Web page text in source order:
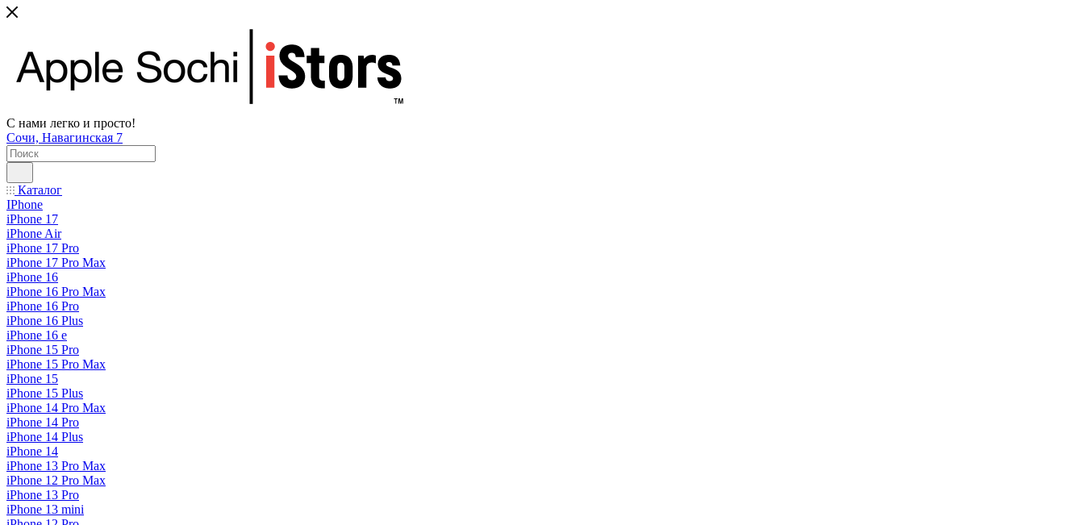
С нами легко и просто!
Сочи, Навагинская 7
Каталог
IPhone
iPhone 17
iPhone Air
iPhone 17 Pro
iPhone 17 Pro Max
iPhone 16
iPhone 16 Pro Max
iPhone 16 Pro
iPhone 16 Plus
iPhone 16 e
iPhone 15 Pro
iPhone 15 Pro Max
iPhone 15
iPhone 15 Plus
iPhone 14 Pro Max
iPhone 14 Pro
iPhone 14 Plus
iPhone 14
iPhone 13 Pro Max
iPhone 12 Pro Max
iPhone 13 Pro
iPhone 13 mini